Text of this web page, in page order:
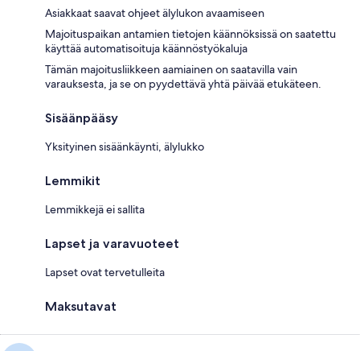
Asiakkaat saavat ohjeet älylukon avaamiseen
Majoituspaikan antamien tietojen käännöksissä on saatettu
käyttää automatisoituja käännöstyökaluja
Tämän majoitusliikkeen aamiainen on saatavilla vain
varauksesta, ja se on pyydettävä yhtä päivää etukäteen.
Sisäänpääsy
Yksityinen sisäänkäynti, älylukko
Lemmikit
Lemmikkejä ei sallita
Lapset ja varavuoteet
Lapset ovat tervetulleita
Maksutavat